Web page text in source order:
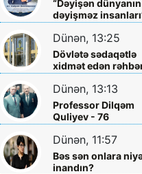
Arzu Əskərovanın
icra etdiyi mioma
əməliyyatından
sonra qadının
ölümü ilə bağlı
Şəmkir rayon
araşdırma aparılır
“Dəyişən dünyanın
dəyişməz
layihəsində...
Dünən, 13:25
Dövlətə sədaqətlə
xidmət edən
Şəmkir Elektrik
Şəbəkəsinin rəisi
Mehman Xəlilovun
fəaliyyəti
Dünən, 13:13
Professor Dilqəm
Quliyev - 76
Dünən, 11:57
Bəs sən onlara
inandın?